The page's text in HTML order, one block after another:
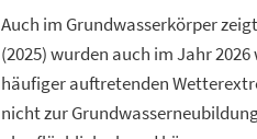
Auch im Grundwasserkörper
(2025) wurden auch im Jahr
häufiger auftretenden
nicht zur